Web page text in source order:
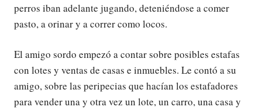
perros iban adelante jugando, deteniéndose a comer
pasto, a orinar y a correr como locos.
El amigo sordo empezó a contar sobre posibles estafas
con lotes y ventas de casas e inmuebles. Le contó a su
amigo, sobre las peripecias que hacían los estafadores
para vender una y otra vez un lote, un carro, una casa y